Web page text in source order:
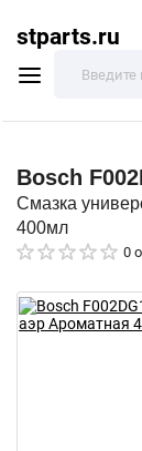
stparts.ru
Bosch
Смазка
400мл
0